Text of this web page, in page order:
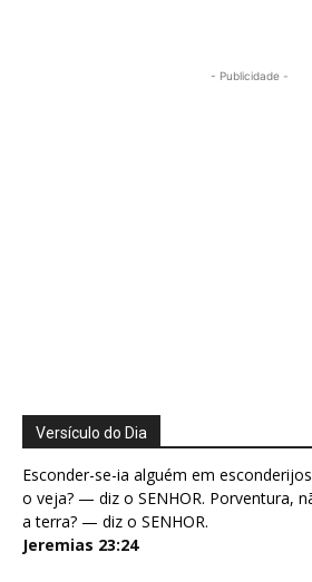
- Publicidade -
Versículo do Dia
Esconder-se-ia alguém em
o veja? — diz o SENHOR. Porventura,
a terra? — diz o SENHOR.
Jeremias 23:24